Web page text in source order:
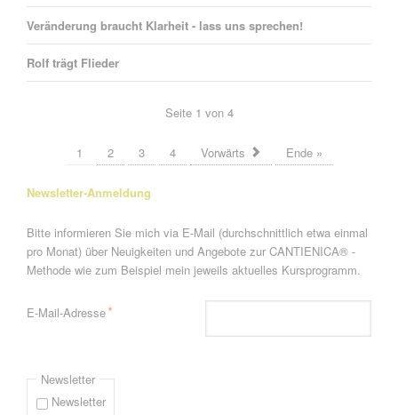
Veränderung braucht Klarheit - lass uns sprechen!
Rolf trägt Flieder
Seite 1 von 4
1 2 3 4 Vorwärts Ende »
Newsletter-Anmeldung
Bitte informieren Sie mich via E-Mail (durchschnittlich etwa einmal
pro Monat) über Neuigkeiten und Angebote zur CANTIENICA® -
Methode wie zum Beispiel mein jeweils aktuelles Kursprogramm.
Pflichtfeld
E-Mail-Adresse*
Newsletter
Newsletter